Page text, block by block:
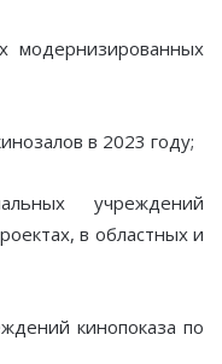
модернизированных
в 2023 году;
учреждений
в областных и
кинопоказа по